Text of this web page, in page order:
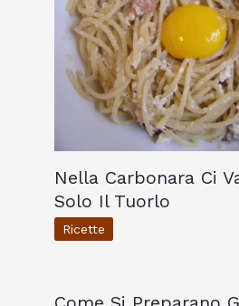
Nella Carbonara Ci
Solo Il Tuorlo
Ricette